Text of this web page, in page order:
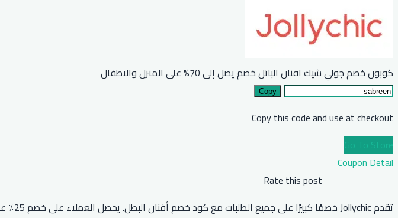
كوبون خصم جولي شيك افنان الباتل خصم يصل إلى 70% على المنزل والاطفال
Copy
Copy this code and use at checkout
Go To Store
Coupon Detail
Rate this post